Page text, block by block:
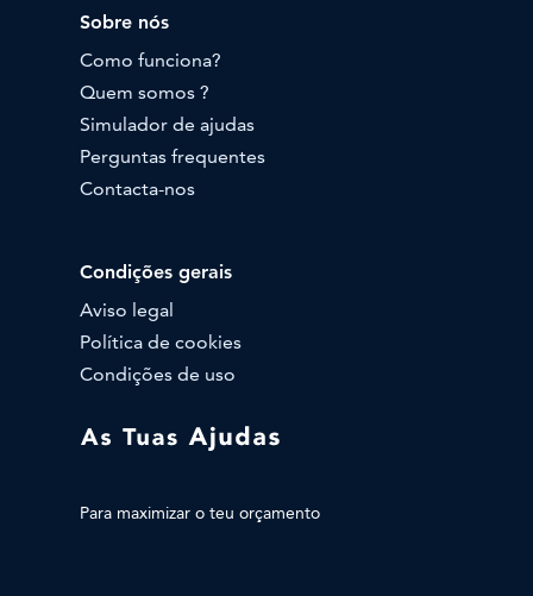
Para maximizar o teu orçamento
Sobre nós
Como funciona?
Quem somos ?
Simulador de ajudas
Perguntas frequentes
Contacta-nos
Condições gerais
Aviso legal
Política de cookies
Condições de uso